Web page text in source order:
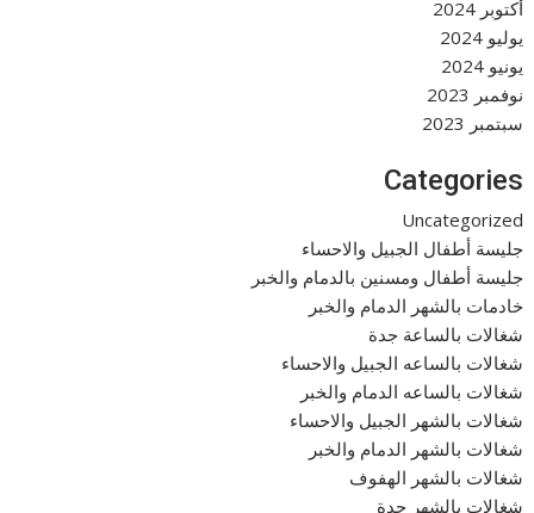
أكتوبر 2024
يوليو 2024
يونيو 2024
نوفمبر 2023
سبتمبر 2023
Categories
Uncategorized
جليسة أطفال الجبيل والاحساء
جليسة أطفال ومسنين بالدمام والخبر
خادمات بالشهر الدمام والخبر
شغالات بالساعة جدة
شغالات بالساعه الجبيل والاحساء
شغالات بالساعه الدمام والخبر
شغالات بالشهر الجبيل والاحساء
شغالات بالشهر الدمام والخبر
شغالات بالشهر الهفوف
شغالات بالشهر جدة